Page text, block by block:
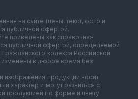
на сайте (цены, текст, фото и
публичной офертой.
приведены как справочная
публичной офертой, определяемой
кодекса Российской
в любое время без
изображения продукции носит
характер и могут разниться с
продукцией по форме и цвету.